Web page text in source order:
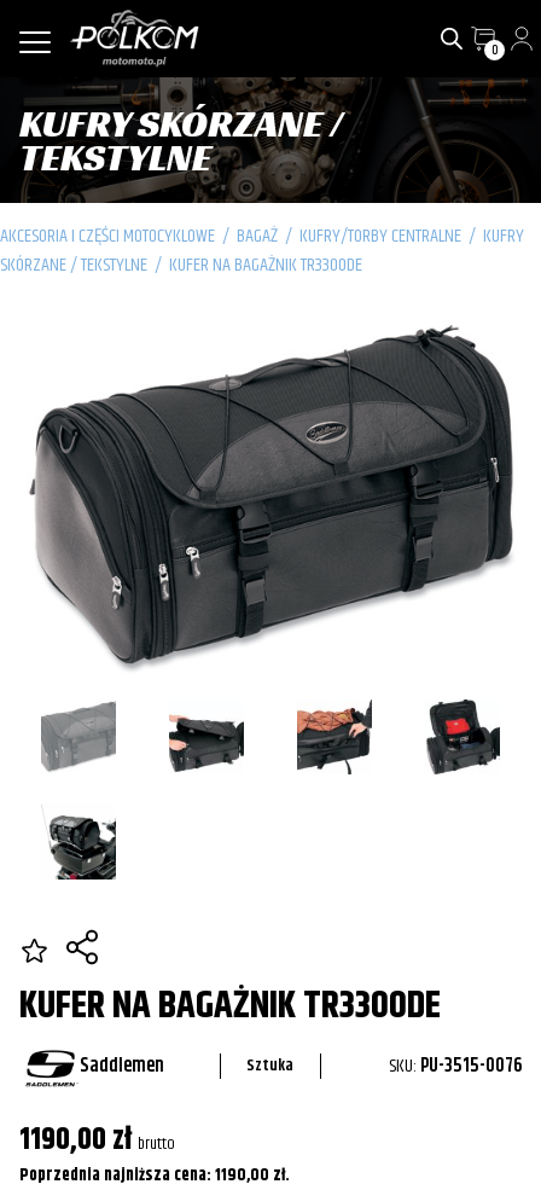
0
KUFRY SKÓRZANE /
TEKSTYLNE
AKCESORIA I CZĘŚCI MOTOCYKLOWE / BAGAŻ / KUFRY/TORBY CENTRALNE / KUFRY
SKÓRZANE / TEKSTYLNE / KUFER NA BAGAŻNIK TR3300DE
KUFER NA BAGAŻNIK TR3300DE
Saddlemen Sztuka SKU: PU-3515-0076
1190,00zł brutto
Poprzednia najniższa cena:1190,00 zł.